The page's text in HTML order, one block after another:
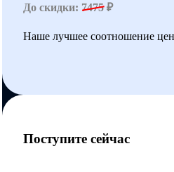
До скидки: 7475₽
Наше лучшее соотношение
Поступите сейчас